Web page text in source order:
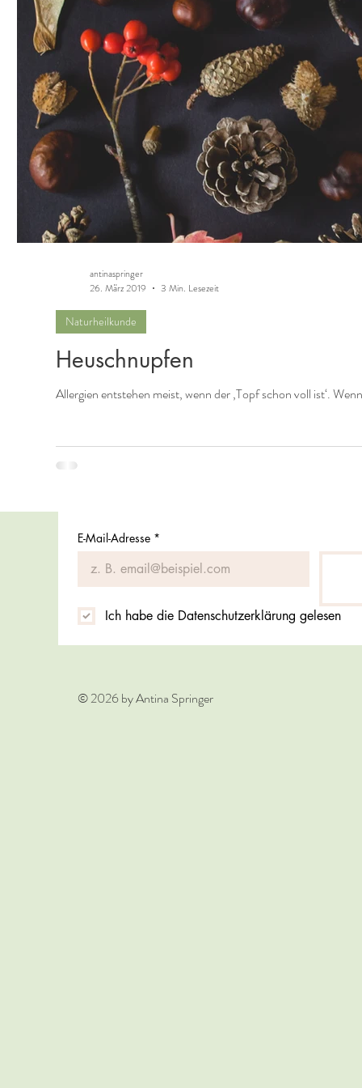
Heuschnupfen
Allergien entstehen meist, wenn der ‚Topf schon voll ist‘.
Naturheilkunde
antinaspringer
26. März 2019
3 Min. Lesezeit
E-Mail-Adresse *
Ich habe die Datenschutzerklärung gelesen
© 2026 by Antina Springer